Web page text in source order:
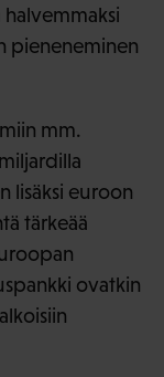
halvemmaksi
pieneneminen
mm.
lisäksi euroon
tärkeää
ovatkin